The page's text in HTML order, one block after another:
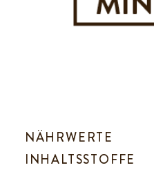
NÄHRWERTE
INHALTSSTOFFE